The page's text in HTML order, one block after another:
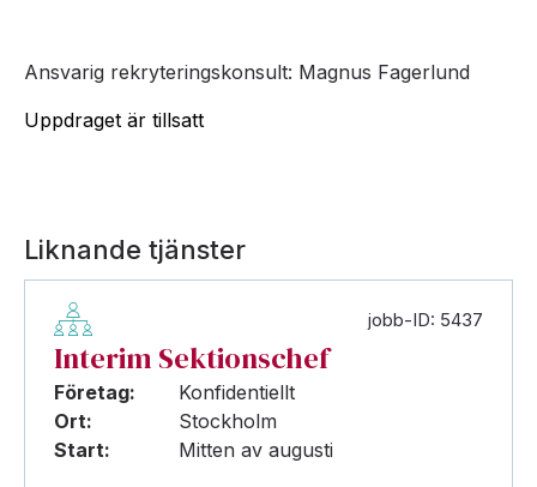
Ansvarig rekryteringskonsult: Magnus Fagerlund
Uppdraget är tillsatt
Liknande tjänster
jobb-ID: 5437
Interim Sektionschef
Företag:
Konfidentiellt
Ort:
Stockholm
Start:
Mitten av augusti